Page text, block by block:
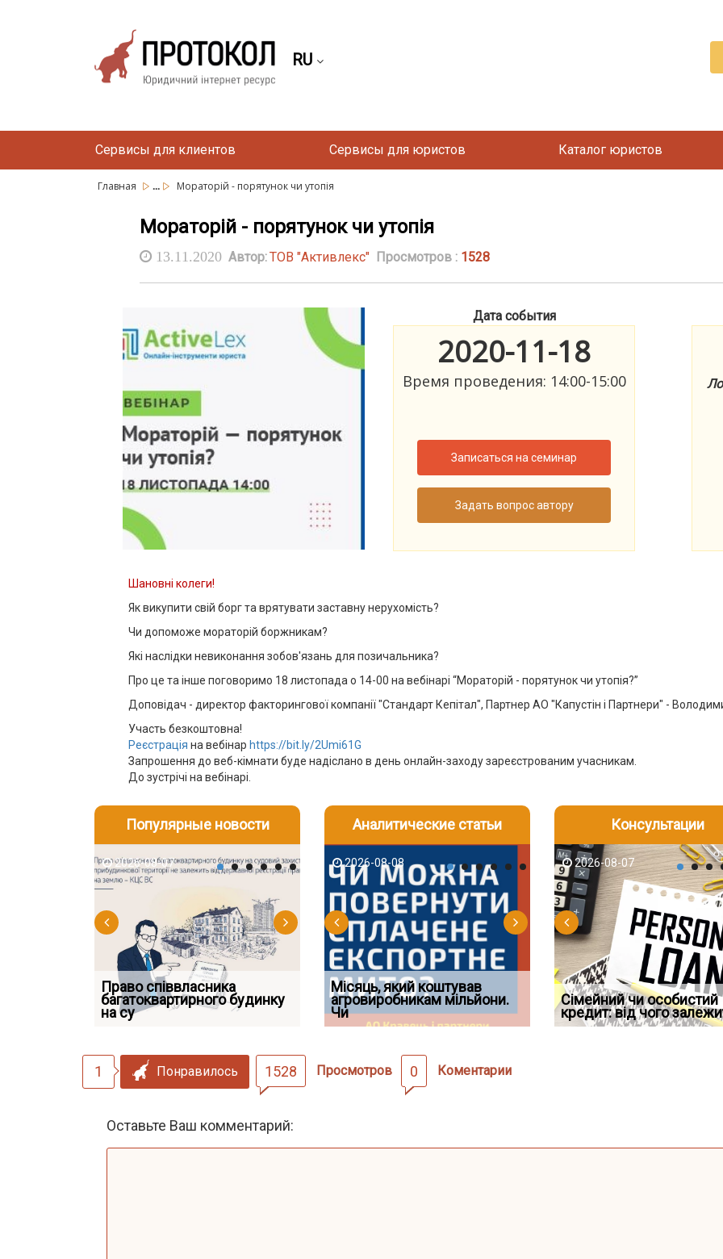
RU
Сервисы для клиентов Сервисы для юристов Каталог юристов
Главная ... Мораторій - порятунок чи утопія
Мораторій - порятунок чи утопія
13.11.2020 Автор:ТОВ "Активлекс" Просмотров : 1528
Дата события
2020-11-18
Время проведения: 14:00-15:00
Записаться на семинар
Задать вопрос автору
Шановні колеги!
Як викупити свій борг та врятувати заставну нерухомість?
Чи допоможе мораторій боржникам?
Які наслідки невиконання зобов'язань для позичальника?
Про це та інше поговоримо 18 листопада о 14-00 на вебінарі “Мораторій - порятунок чи утопія?”
Доповідач - директор факторингової компанії "Стандарт Кепітал", Партнер АО "Капустін і Партнери" -
Участь безкоштовна!
Реєстрація на вебінар https://bit.ly/2Umi61G
Запрошення до веб-кімнати буде надіслано в день онлайн-заходу зареєстрованим учасникам.
До зустрічі на вебінарі.
Популярные новости
2026-08-07
Право співвласника
багатоквартирного будинку
на су
2026-08-06
Якщо суд встановив для
відшкодування шкоди
наявніс
2026-08-06
Документи, на яких не
проставляється апостиль:
пер
Аналитические статьи
2026-08-03
ФУНДАМЕНТАЛЬНА
ПРОБЛЕМА «СУДОВОЇ
ПРАКТИКИ», АБО ПР
2026-08-08
Місяць, який коштував
агровиробникам мільйони.
Чи
2026-08-07
Огляд практики ВС від
Ростислава Кравця, що
опублі
Консультации
2026-08-05
Чи потрібна ФОП печатка у
2026 році: правила засто
2026-08-07
Сімейний чи особистий
кредит: від чого
2026-07-30
Восьмий ААС
підтвердив, що
скас
1 Понравилось 1528 Просмотров 0 Коментарии
Оставьте Ваш комментарий: